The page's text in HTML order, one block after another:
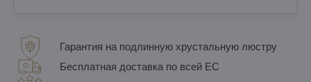
Гарантия на подлинную хрустальную люстру
Бесплатная доставка по всей ЕС